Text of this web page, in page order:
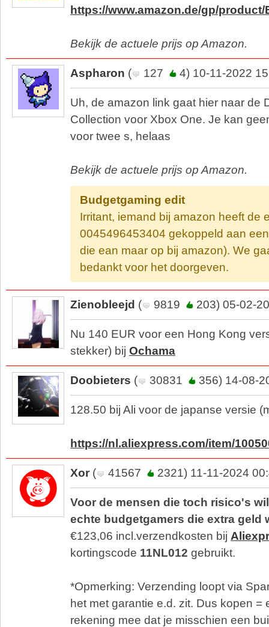
https://www.amazon.de/gp/product/
Bekijk de actuele prijs op Amazon.
Aspharon ( 127 4) 10-11-2022
Uh, de amazon link gaat hier naar de
Collection voor Xbox One. Je kan
voor twee s, helaas
Bekijk de actuele prijs op Amazon.
Budgetgaming edit
Irritant, iemand bij amazon heeft de
0045496453404 gekoppeld aan
die ean maar op bij amazon). We
bedankt voor het doorgeven.
Zienobleejd ( 9819 203) 05-02-
Nu 140 EUR voor een Hong Kong
stekker) bij Ochama
Doobieters ( 30831 356) 14-08-
128.50 bij Ali voor de japanse versie
https://nl.aliexpress.com/item/
Xor ( 41567 2321) 11-11-2024
Voor de mensen die toch risico's
echte budgetgamers die extra geld
€123,06 incl.verzendkosten bij
kortingscode 11NL012 gebruikt.
*Opmerking: Verzending loopt via
het met garantie e.d. zit. Dus kopen =
rekening mee dat je misschien een